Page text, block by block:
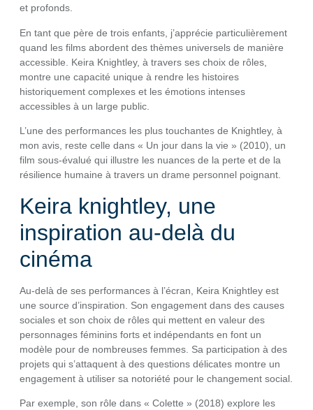
et profonds.
En tant que père de trois enfants, j’apprécie particulièrement
quand les films abordent des thèmes universels de manière
accessible. Keira Knightley, à travers ses choix de rôles,
montre une capacité unique à rendre les histoires
historiquement complexes et les émotions intenses
accessibles à un large public.
L’une des performances les plus touchantes de Knightley, à
mon avis, reste celle dans « Un jour dans la vie » (2010), un
film sous-évalué qui illustre les nuances de la perte et de la
résilience humaine à travers un drame personnel poignant.
Keira knightley, une
inspiration au-delà du
cinéma
Au-delà de ses performances à l’écran, Keira Knightley est
une source d’inspiration. Son engagement dans des causes
sociales et son choix de rôles qui mettent en valeur des
personnages féminins forts et indépendants en font un
modèle pour de nombreuses femmes. Sa participation à des
projets qui s’attaquent à des questions délicates montre un
engagement à utiliser sa notoriété pour le changement social.
Par exemple, son rôle dans « Colette » (2018) explore les